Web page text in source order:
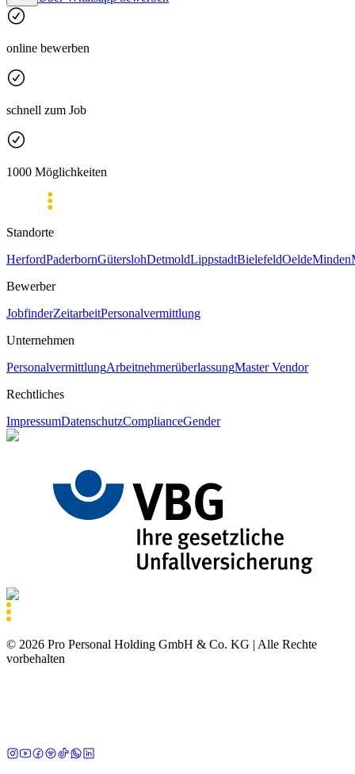
online bewerben
schnell zum Job
1000 Möglichkeiten
Standorte
HerfordPaderbornGüterslohDetmoldLippstadtBielefeldOeldeMinden
Bewerber
JobfinderZeitarbeitPersonalvermittlung
Unternehmen
PersonalvermittlungArbeitnehmerüberlassungMaster Vendor
Rechtliches
ImpressumDatenschutzComplianceGender
© 2026 Pro Personal Holding GmbH & Co. KG | Alle Rechte
vorbehalten